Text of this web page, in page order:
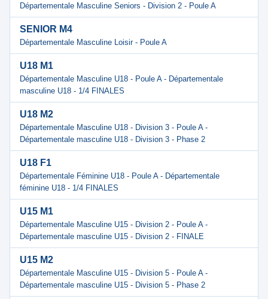
Départementale Masculine Seniors - Division 2 - Poule A
SENIOR M4
Départementale Masculine Loisir - Poule A
U18 M1
Départementale Masculine U18 - Poule A - Départementale
masculine U18 - 1/4 FINALES
U18 M2
Départementale Masculine U18 - Division 3 - Poule A -
Départementale masculine U18 - Division 3 - Phase 2
U18 F1
Départementale Féminine U18 - Poule A - Départementale
féminine U18 - 1/4 FINALES
U15 M1
Départementale Masculine U15 - Division 2 - Poule A -
Départementale masculine U15 - Division 2 - FINALE
U15 M2
Départementale Masculine U15 - Division 5 - Poule A -
Départementale masculine U15 - Division 5 - Phase 2